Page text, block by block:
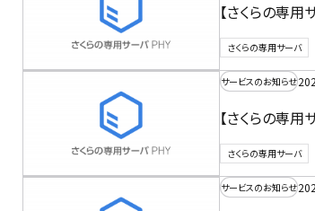
【さくらの専
さくらの専用サーバ
サービスのお知らせ
【さくらの専
さくらの専用サーバ
サービスのお知らせ